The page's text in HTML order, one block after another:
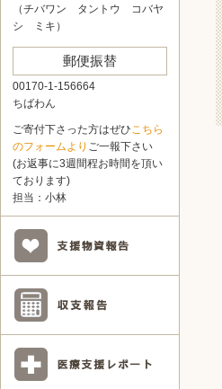
（チバワン タントウ コバヤ
シ ミキ）
郵便振替
00170-1-156664
ちばわん
ご寄付下さった方はぜひこちら
のフォームより ご一報下さい
(お返事に3週間程お時間を頂い
ております)
担当：小林